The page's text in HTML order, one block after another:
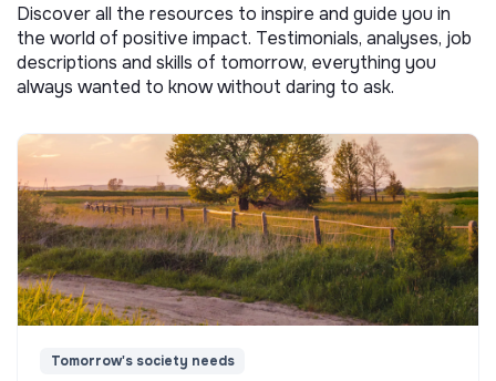
Discover all the resources to inspire and guide you in
the world of positive impact. Testimonials, analyses, job
descriptions and skills of tomorrow, everything you
always wanted to know without daring to ask.
Tomorrow's society needs